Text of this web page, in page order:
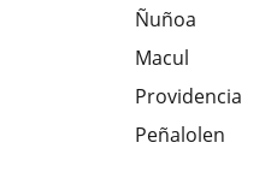
Ñuñoa
Macul
Providencia
Peñalolen